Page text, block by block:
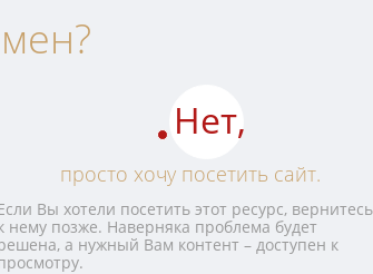
Нет,
просто хочу посетить сайт.
Вы хотели посетить этот ресурс, вернитесь
нему позже. Наверняка проблема будет
а нужный Вам контент – доступен к